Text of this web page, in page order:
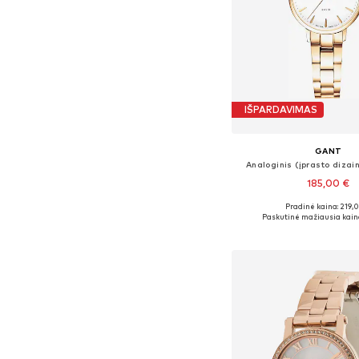
IŠPARDAVIMAS
GANT
Analoginis (įprasto
185,00 €
Galimi dydžiai:
Pradinė kaina:
Paskutinė mažiausia